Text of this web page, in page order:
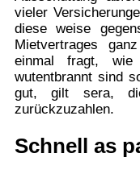
vieler
diese weise
Mietvertrages
einmal fragt, wie
wutentbrannt sind
gut, gilt sera,
zurückzuzahlen.
Schnell as